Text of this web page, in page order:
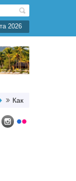
2026
Как организовать